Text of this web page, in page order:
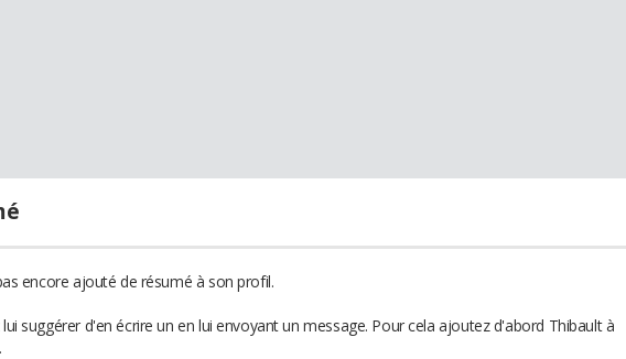
encore ajouté de résumé à son profil.
suggérer d'en écrire un en lui envoyant un message. Pour cela ajoutez d'abord Thibault à